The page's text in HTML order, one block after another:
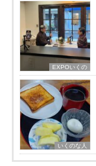
EXPOいくの
いくのな人